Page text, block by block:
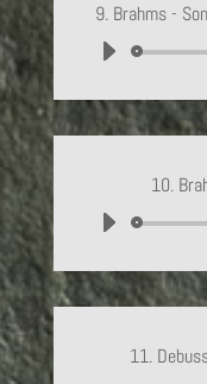
9. Brahms -
10.
11.